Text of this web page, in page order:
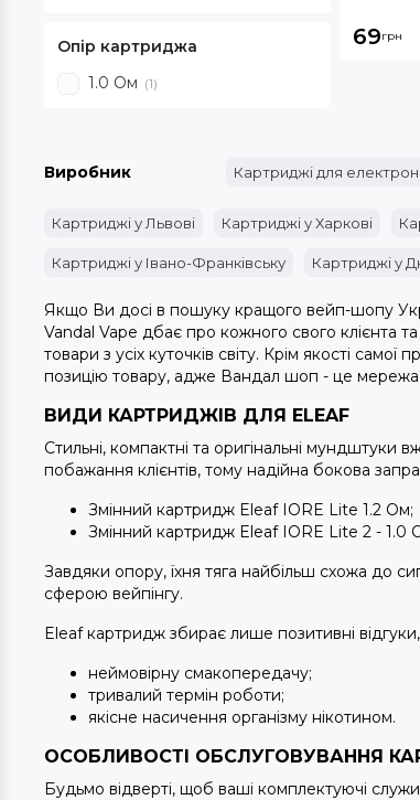
Опір картриджа
1.0 Ом (1)
69грн
Виробник Картриджі для
Картриджі у Львові Картриджі у Харкові
Картриджі у Івано-Франківську Картриджі у
Якщо Ви досі в пошуку кращого вейп-шопу
Vandal Vape дбає про кожного свого клієнта
товари з усіх куточків світу. Крім якості
позицію товару, адже Вандал шоп - це мережа
ВИДИ КАРТРИДЖІВ ДЛЯ ELEAF
Стильні, компактні та оригінальні
побажання клієнтів, тому надійна бокова
Змінний картридж Eleaf IORE Lite 1.2 Ом;
Змінний картридж Eleaf IORE Lite 2 - 1.0
Завдяки опору, їхня тяга найбільш схожа до
сферою вейпінгу.
Eleaf картридж збирає лише позитивні
неймовірну смакопередачу;
тривалий термін роботи;
якісне насичення організму нікотином.
ОСОБЛИВОСТІ ОБСЛУГОВУВАННЯ
Будьмо відверті, щоб ваші комплектуючі